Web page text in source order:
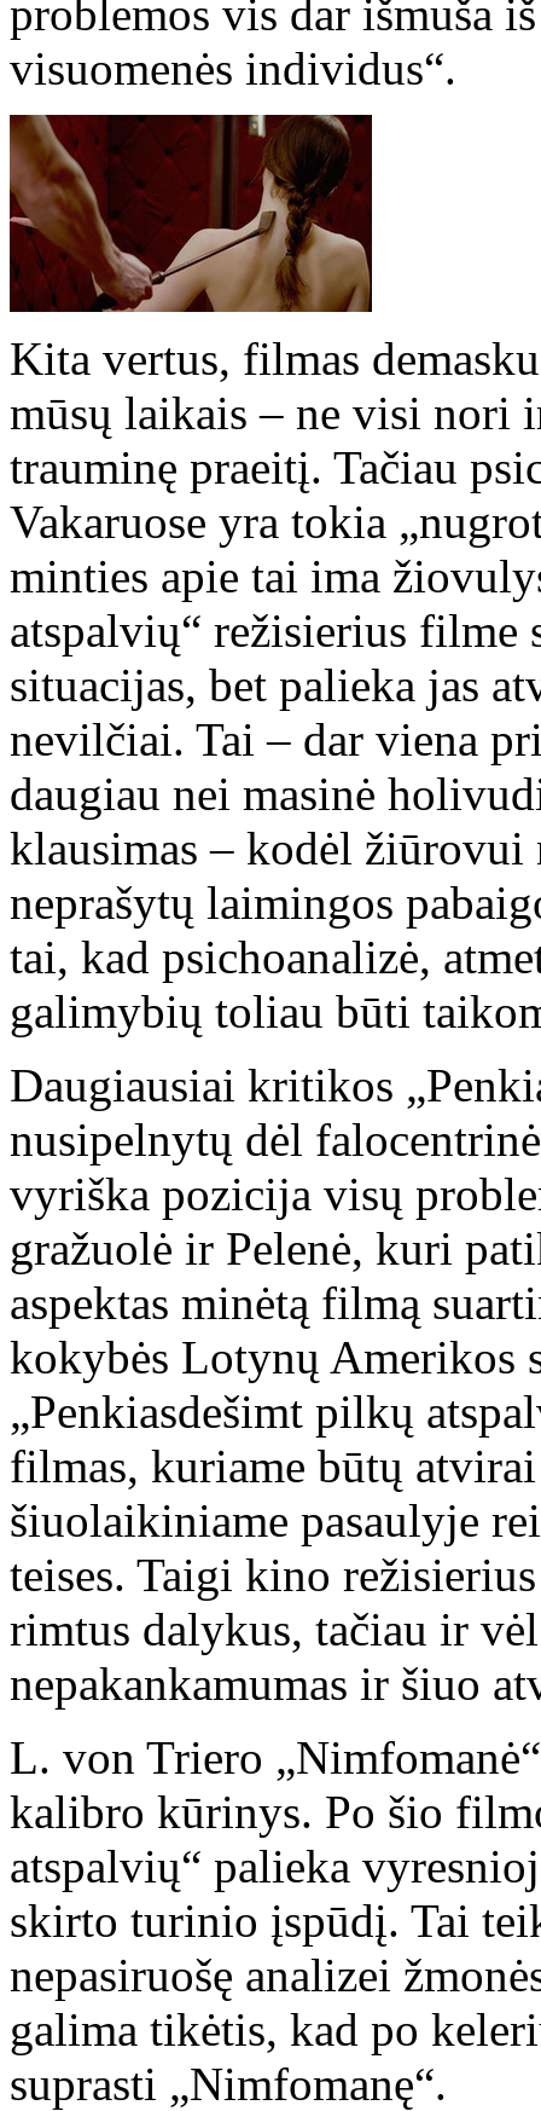
problemos vis dar išmuša
visuomenės individus“.
Kita vertus, filmas
mūsų laikais – ne visi nori
trauminę praeitį. Tačiau
Vakaruose yra tokia
minties apie tai ima
atspalvių“ režisierius filme
situacijas, bet palieka jas
nevilčiai. Tai – dar viena
daugiau nei masinė
klausimas – kodėl
neprašytų laimingos
tai, kad psichoanalizė,
galimybių toliau būti
Daugiausiai kritikos
nusipelnytų dėl
vyriška pozicija visų
gražuolė ir Pelenė, kuri
aspektas minėtą filmą
kokybės Lotynų Amerikos
„Penkiasdešimt pilkų
filmas, kuriame būtų
šiuolaikiniame pasaulyje
teises. Taigi kino
rimtus dalykus, tačiau ir
nepakankamumas ir šiuo
L. von Triero
kalibro kūrinys. Po šio
atspalvių“ palieka
skirto turinio įspūdį. Tai
nepasiruošę analizei
galima tikėtis, kad po
suprasti „Nimfomanę“.